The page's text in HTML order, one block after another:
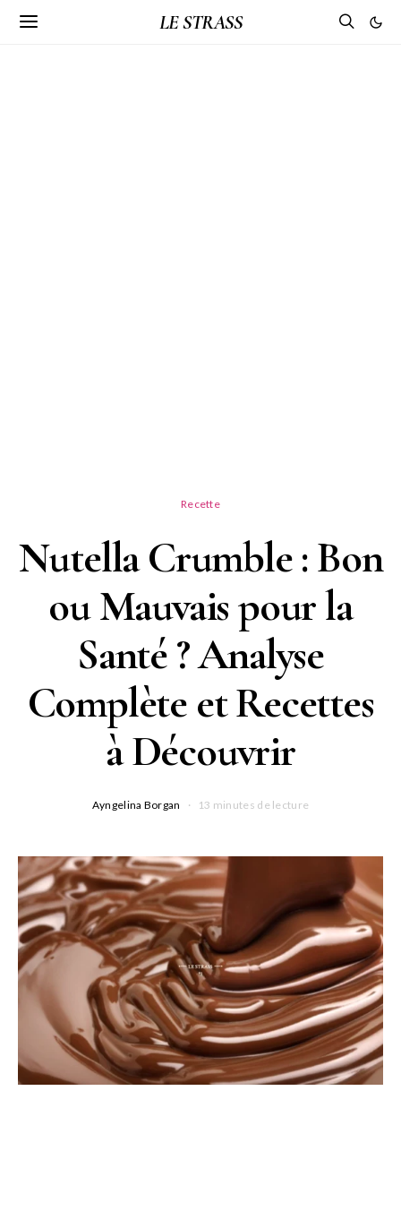
LE STRASS
Recette
Nutella Crumble : Bon
ou Mauvais pour la
Santé ? Analyse
Complète et Recettes
à Découvrir
Ayngelina Borgan 13 minutes de lecture